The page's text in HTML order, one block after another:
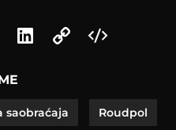
saobraćaja Roudpol